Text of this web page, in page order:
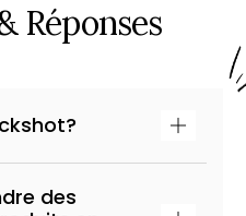
Réponses
des